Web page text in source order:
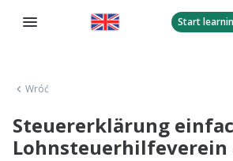
Start
Wróć
Steuererklärung
Lohnsteuerhilfeverein